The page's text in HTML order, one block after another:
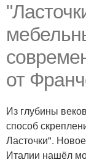
от
Из глубины
способ
Ласточки".
Италии нашёл